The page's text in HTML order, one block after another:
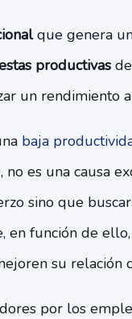
que genera
productivasde
un rendimiento
baja
no es una causa
sino que
en función de
su relación
por los